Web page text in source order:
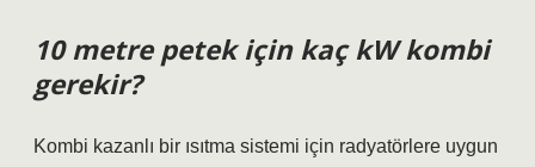
10 metre petek için kaç kW kombi
gerekir?
Kombi kazanlı bir ısıtma sistemi için radyatörlere uygun